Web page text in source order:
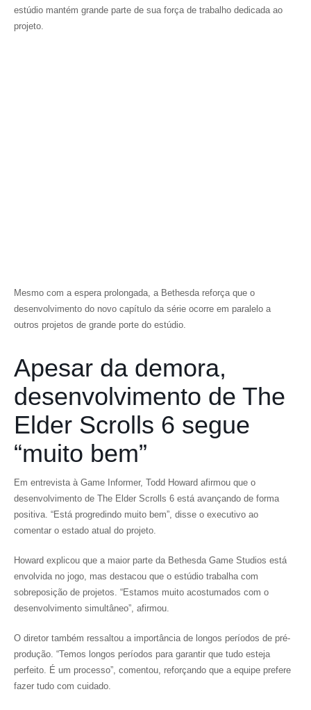
estúdio mantém grande parte de sua força de trabalho dedicada ao
projeto.
Mesmo com a espera prolongada, a Bethesda reforça que o
desenvolvimento do novo capítulo da série ocorre em paralelo a
outros projetos de grande porte do estúdio.
Apesar da demora,
desenvolvimento de The
Elder Scrolls 6 segue
“muito bem”
Em entrevista à Game Informer, Todd Howard afirmou que o
desenvolvimento de The Elder Scrolls 6 está avançando de forma
positiva. “Está progredindo muito bem”, disse o executivo ao
comentar o estado atual do projeto.
Howard explicou que a maior parte da Bethesda Game Studios está
envolvida no jogo, mas destacou que o estúdio trabalha com
sobreposição de projetos. “Estamos muito acostumados com o
desenvolvimento simultâneo”, afirmou.
O diretor também ressaltou a importância de longos períodos de pré-
produção. “Temos longos períodos para garantir que tudo esteja
perfeito. É um processo”, comentou, reforçando que a equipe prefere
fazer tudo com cuidado.